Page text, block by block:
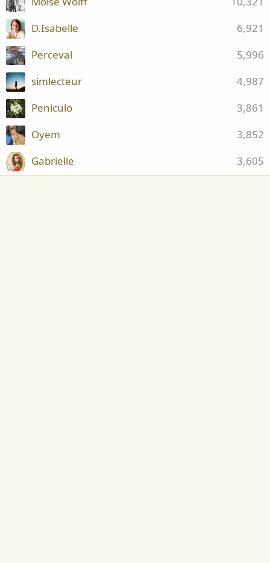
6,921
D.Isabelle
5,996
Perceval
4,987
simlecteur
3,861
Peniculo
3,852
Oyem
3,605
Gabrielle